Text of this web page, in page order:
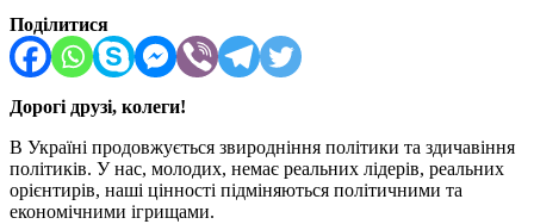
Поділитися
Дорогі друзі, колеги!
В Україні продовжується звиродніння політики та здичавіння
політиків. У нас, молодих, немає реальних лідерів, реальних
орієнтирів, наші цінності підміняються політичними та
економічними ігрищами.